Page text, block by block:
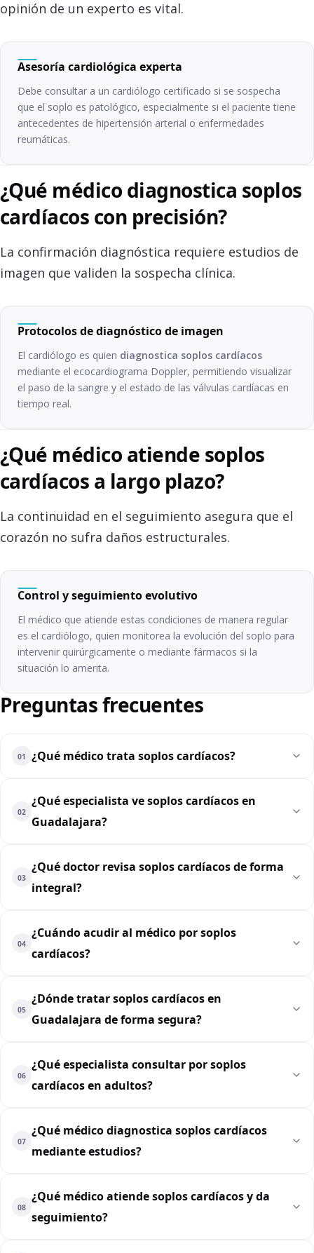
opinión de un experto es vital.
Asesoría cardiológica experta
Debe consultar a un cardiólogo certificado si se sospecha
que el soplo es patológico, especialmente si el paciente tiene
antecedentes de hipertensión arterial o enfermedades
reumáticas.
¿Qué médico diagnostica soplos
cardíacos con precisión?
La confirmación diagnóstica requiere estudios de
imagen que validen la sospecha clínica.
Protocolos de diagnóstico de imagen
El cardiólogo es quien diagnostica soplos cardíacos
mediante el ecocardiograma Doppler, permitiendo visualizar
el paso de la sangre y el estado de las válvulas cardíacas en
tiempo real.
¿Qué médico atiende soplos
cardíacos a largo plazo?
La continuidad en el seguimiento asegura que el
corazón no sufra daños estructurales.
Control y seguimiento evolutivo
El médico que atiende estas condiciones de manera regular
es el cardiólogo, quien monitorea la evolución del soplo para
intervenir quirúrgicamente o mediante fármacos si la
situación lo amerita.
Preguntas frecuentes
01 ¿Qué médico trata soplos cardíacos?
02
¿Qué especialista ve soplos cardíacos en
Guadalajara?
03
¿Qué doctor revisa soplos cardíacos de forma
integral?
04
¿Cuándo acudir al médico por soplos
cardíacos?
05
¿Dónde tratar soplos cardíacos en
Guadalajara de forma segura?
06
¿Qué especialista consultar por soplos
cardíacos en adultos?
07
¿Qué médico diagnostica soplos cardíacos
mediante estudios?
08
¿Qué médico atiende soplos cardíacos y da
seguimiento?